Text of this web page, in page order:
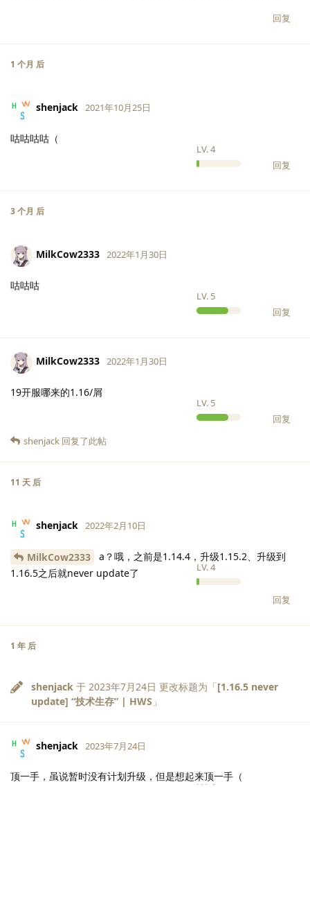
回复
1 个月 后
shenjack
LV.4
2021年10月25日
咕咕咕咕（
回复
3 个月 后
MilkCow2333
LV. 5
2022年1月30日
咕咕咕
回复
MilkCow2333
LV. 5
2022年1月30日
19开服哪来的1.16/屑
回复
shenjack 回复了此帖
11 天 后
shenjack
LV.4
2022年2月10日
MilkCow2333
a？哦，之前是1.14.4，升级1.15.2、升级到
1.16.5之后就never update了
回复
1 年 后
shenjack 于 2023年7月24日 更改标题为「[1.16.5 never
update] “技术生存” | HWS 」
shenjack
LV. 4
2023年7月24日
顶一手，虽说暂时没有计划升级，但是想起来顶一手（